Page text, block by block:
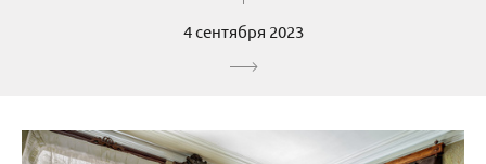
4 сентября 2023